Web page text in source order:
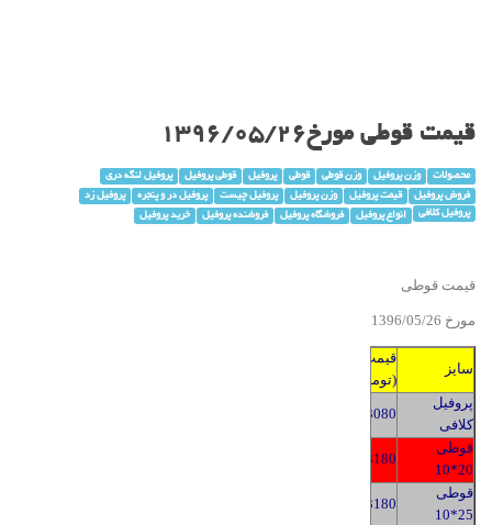
قیمت قوطی مورخ1396/05/26
محصولات وزن پروفیل وزن قوطی قوطی پروفیل قوطی پروفیل پروفیل لنگه دری
پروفیل کلافی
پروفیل زد پروفیل در و پنجره پروفیل چیست وزن پروفیل قیمت پروفیل
فروش پروفیل
خرید پروفیل
فروشنده پروفیل فروشگاه پروفیل انواع پروفیل
قیمت قوطی
مورخ 1396/0 5/26
سایز
قیمت
(تومان)
پروفیل
کلافی
3080
قوطی
20*10
3180
قوطی
25*10
3180